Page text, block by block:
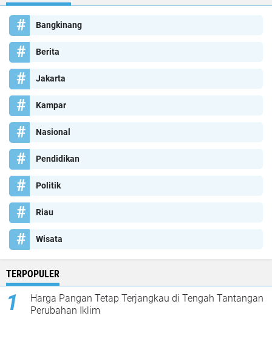
Bangkinang
Berita
Jakarta
Kampar
Nasional
Pendidikan
Politik
Riau
Wisata
TERPOPULER
Harga Pangan Tetap Terjangkau di Tengah Tantangan
Perubahan Iklim